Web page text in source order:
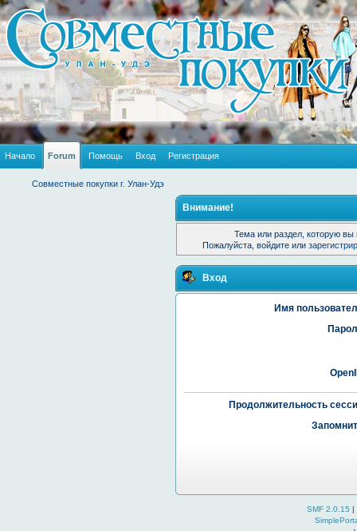
Начало Forum Помощь Вход Регистрация
Совместные покупки г. Улан-Удэ
Внимание!
Тема или раздел, которую вы
Пожалуйста, войдите или
Вход
Имя
Продолжительность
SMF 2.0.15 |